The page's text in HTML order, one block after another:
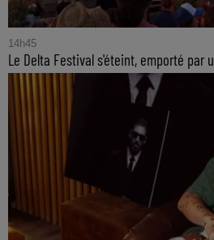
14h45
Le Delta Festival s'éteint, emporté par